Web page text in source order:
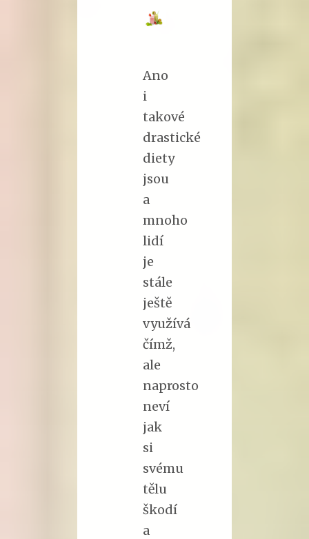
Ano
i
takové
drastické
diety
jsou
a
mnoho
lidí
je
stále
ještě
využívá
čímž,
ale
naprosto
neví
jak
si
svému
tělu
škodí
a